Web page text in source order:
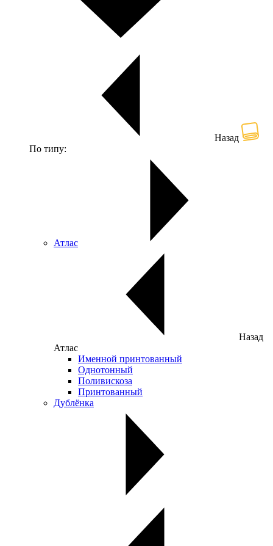
Назад
По типу:
Атлас
Назад
Атлас
Именной принтованный
Однотонный
Поливискоза
Принтованный
Дублёнка